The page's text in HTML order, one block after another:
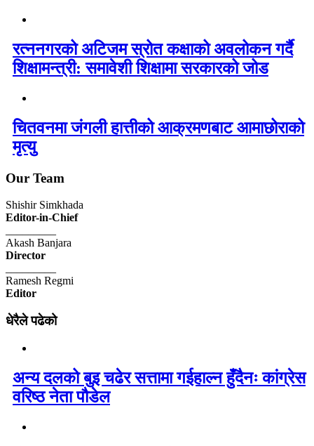
रत्ननगरको अटिजम स्रोत कक्षाको अवलोकन गर्दै
शिक्षामन्त्री: समावेशी शिक्षामा सरकारको जोड
चितवनमा जंगली हात्तीको आक्रमणबाट आमाछोराको
मृत्यु
Our Team
Shishir Simkhada
Editor-in-Chief
Akash Banjara
Director
Ramesh Regmi
Editor
धेरैले पढेको
अन्य दलको बुइ चढेर सत्तामा गईहाल्न हुँदैनः कांग्रेस
वरिष्ठ नेता पौडेल